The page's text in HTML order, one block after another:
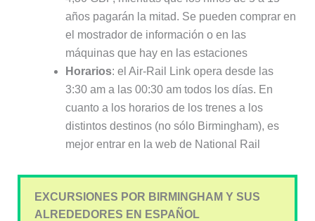
años pagarán la mitad. Se pueden comprar en
el mostrador de información o en las
máquinas que hay en las estaciones
Horarios: el Air-Rail Link opera desde las
3:30 am a las 00:30 am todos los días. En
cuanto a los horarios de los trenes a los
distintos destinos (no sólo Birmingham), es
mejor entrar en la web de National Rail
EXCURSIONES POR BIRMINGHAM Y SUS
ALREDEDORES EN ESPAÑOL